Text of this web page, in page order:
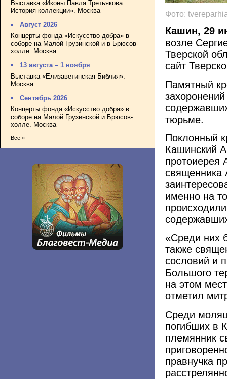
Выставка «Иконы Павла Третьякова.
История коллекции». Москва
Август 2026
Концерты фонда «Искусство добра» в
соборе на Малой Грузинской и в Брюсов-
холле. Москва
13 августа – 1 ноября
Выставка «Елизаветинская Библия».
Москва
Сентябрь 2026
Концерты фонда «Искусство добра» в
соборе на Малой Грузинской и Брюсов-
холле. Москва
Все »
Фото:
Кашин, 29
возле
Тверской
сайт
Памятный
тюрьме.
Поклонный
Кашинский
протоиерея
священника
именно на
«Среди них
также
сословий и
Большого
на этом
отметил
Среди
погибших в
племянник
правнучка